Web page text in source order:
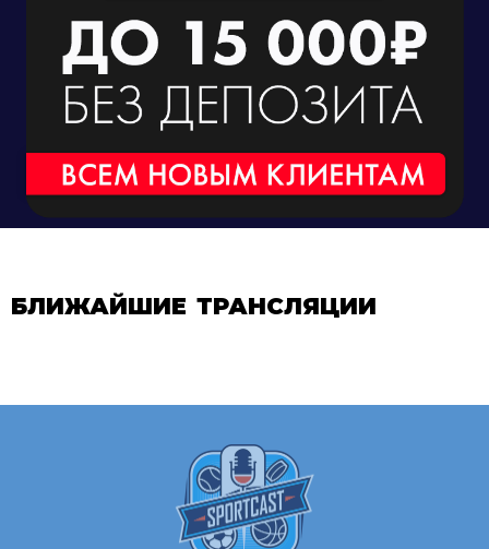
БЛИЖАЙШИЕ ТРАНСЛЯЦИИ